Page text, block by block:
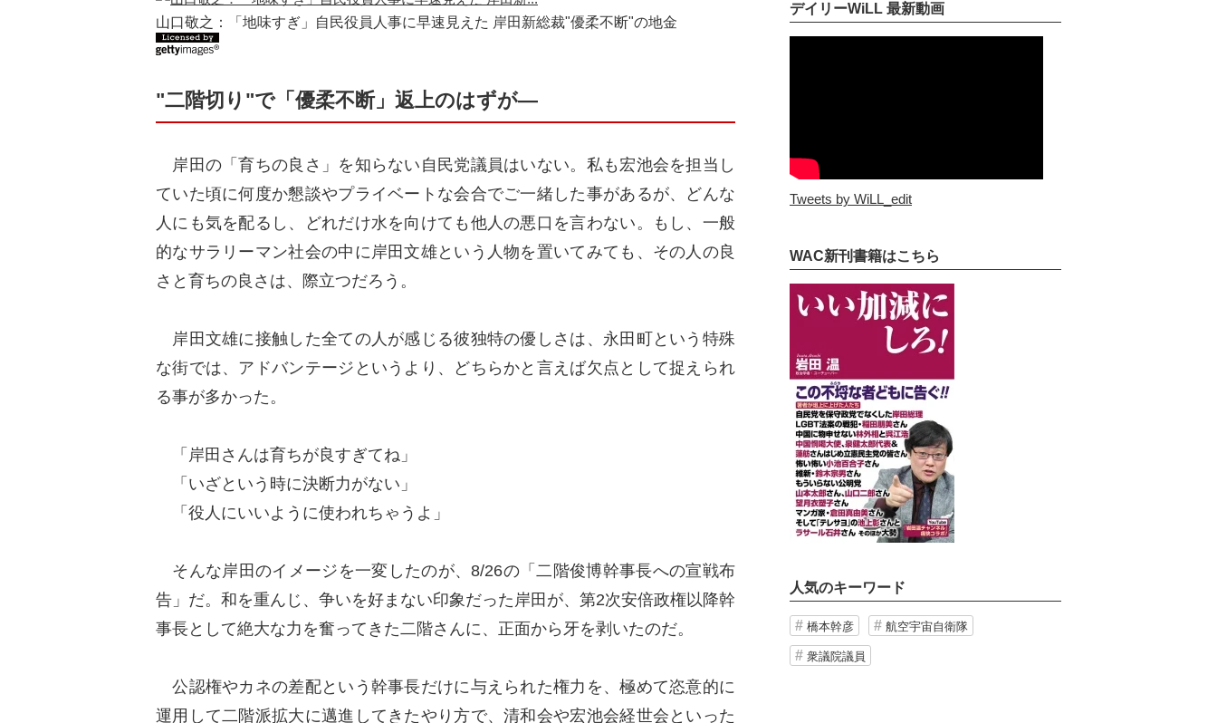
山口敬之：「地味すぎ」自民役員人事に早速見えた 岸田新総裁"優柔不断"の地金
"二階切り"で「優柔不断」返上のはずが―
岸田の「育ちの良さ」を知らない自民党議員はいない。私も宏池会を担当し
ていた頃に何度か懇談やプライベートな会合でご一緒した事があるが、どんな
人にも気を配るし、どれだけ水を向けても他人の悪口を言わない。もし、一般
的なサラリーマン社会の中に岸田文雄という人物を置いてみても、その人の良
さと育ちの良さは、際立つだろう。
岸田文雄に接触した全ての人が感じる彼独特の優しさは、永田町という特殊
な街では、アドバンテージというより、どちらかと言えば欠点として捉えられ
る事が多かった。
「岸田さんは育ちが良すぎてね」
「いざという時に決断力がない」
「役人にいいように使われちゃうよ」
そんな岸田のイメージを一変したのが、8/26の「二階俊博幹事長への宣戦布
告」だ。和を重んじ、争いを好まない印象だった岸田が、第2次安倍政権以降幹
事長として絶大な力を奮ってきた二階さんに、正面から牙を剥いたのだ。
公認権やカネの差配という幹事長だけに与えられた権力を、極めて恣意的に
運用して二階派拡大に邁進してきたやり方で、清和会や宏池会経世会といった
デイリーWiLL 最新動画
Tweets by WiLL_edit
WAC新刊書籍はこちら
人気のキーワード
橋本幹彦 航空宇宙自衛隊
衆議院議員